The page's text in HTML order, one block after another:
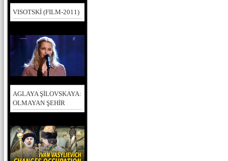
VISOTSKİ (FILM-2011)
AGLAYA ŞİLOVSKAYA:
OLMAYAN ŞEHİR